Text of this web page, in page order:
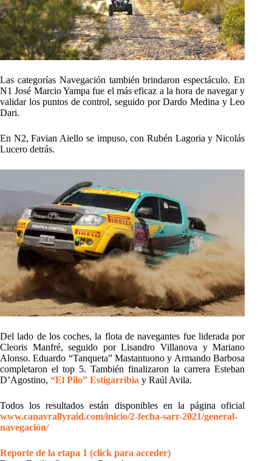
Las categorías Navegación también brindaron espectáculo. En
N1 José Marcio Yampa fue el más eficaz a la hora de navegar y
validar los puntos de control, seguido por Dardo Medina y Leo
Dari.
En N2, Favian Aiello se impuso, con Rubén Lagoria y Nicolás
Lucero detrás.
Del lado de los coches, la flota de navegantes fue liderada por
Cleoris Manfré, seguido por Lisandro Villanova y Mariano
Alonso. Eduardo “Tanqueta” Mastantuono y Armando Barbosa
completaron el top 5. También finalizaron la carrera Esteban
D’Agostino, “El Pilo” Estigarribia y Raúl Avila.
Todos los resultados están disponibles en la página oficial
www.canavrallyraid.com/inicio/2-fecha-sarr-2021/general-
navegación/
Reporte de la etapa 1 (click para acceder)